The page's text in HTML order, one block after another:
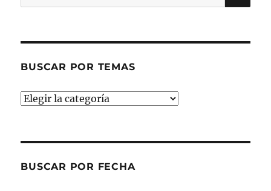
por:
BUSCAR POR TEMAS
Buscar
BUSCAR POR FECHA